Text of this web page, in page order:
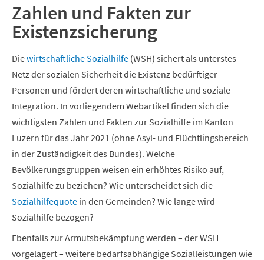
Zahlen und Fakten zur
Existenzsicherung
Diewirtschaftliche Sozialhilfe (WSH) sichert als unterstes
Netz der sozialen Sicherheit die Existenz bedürftiger
Personen und fördert deren wirtschaftliche und soziale
Integration. In vorliegendem Webartikel finden sich die
wichtigsten Zahlen und Fakten zur Sozialhilfe im Kanton
Luzern für das Jahr 2021 (ohne Asyl- und Flüchtlingsbereich
in der Zuständigkeit des Bundes). Welche
Bevölkerungsgruppen weisen ein erhöhtes Risiko auf,
Sozialhilfe zu beziehen? Wie unterscheidet sich die
Sozialhilfequote in den Gemeinden? Wie lange wird
Sozialhilfe bezogen?
Ebenfalls zur Armutsbekämpfung werden – der WSH
vorgelagert – weitere bedarfsabhängige Sozialleistungen wie